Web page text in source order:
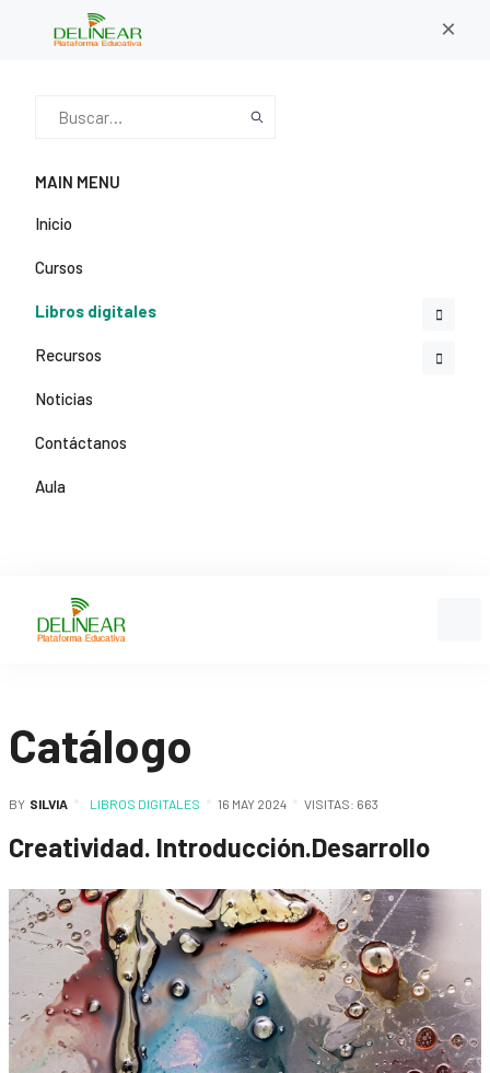
×
MAIN MENU
Inicio
Cursos
Libros digitales
Recursos
Noticias
Contáctanos
Aula
Catálogo
BY SILVIA LIBROS DIGITALES 16 MAY 2024 VISITAS: 663
Creatividad. Introducción.Desarrollo